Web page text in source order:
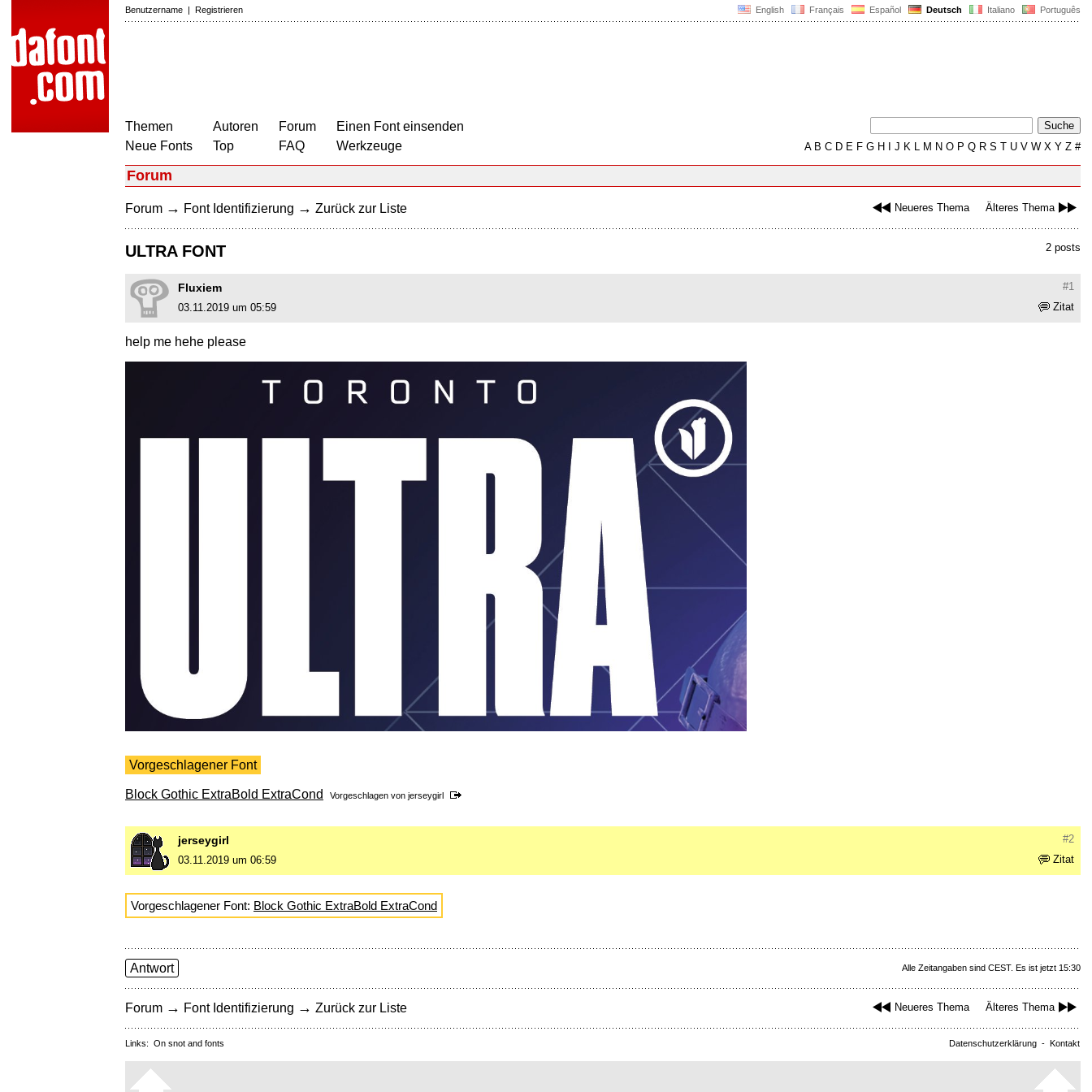
English Français Español Deutsch Italiano Português
Benutzername | Registrieren
Themen
Neue Fonts
Autoren
Top
Forum
FAQ
Einen Font einsenden
Werkzeuge
AB C D E F G H J K L M N O P Q R S T U V W X Y Z #
Forum
Neueres Thema Älteres Thema
Forum → Font Identifizierung → Zurück zur Liste
2 posts
ULTRA FONT
#1
Fluxiem
Zitat
03.11.2019 um 05:59
help me hehe please
Vorgeschlagener Font
Block Gothic ExtraBold ExtraCond Vorgeschlagen von jerseygirl
#2
jerseygirl
Zitat
03.11.2019 um 06:59
Vorgeschlagener Font: Block Gothic ExtraBold ExtraCond
Alle Zeitangaben sind CEST. Es ist jetzt 15:30
Antwort
Neueres Thema Älteres Thema
Forum → Font Identifizierung → Zurück zur Liste
Datenschutzerklärung - Kontakt
Links: On snot and fonts